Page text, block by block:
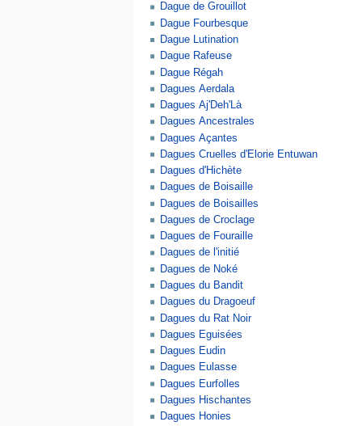
Dague de Grouillot
Dague Fourbesque
Dague Lutination
Dague Rafeuse
Dague Régah
Dagues Aerdala
Dagues Aj'Deh'Là
Dagues Ancestrales
Dagues Açantes
Dagues Cruelles d'Elorie Entuwan
Dagues d'Hichète
Dagues de Boisaille
Dagues de Boisailles
Dagues de Croclage
Dagues de Fouraille
Dagues de l'initié
Dagues de Noké
Dagues du Bandit
Dagues du Dragoeuf
Dagues du Rat Noir
Dagues Eguisées
Dagues Eudin
Dagues Eulasse
Dagues Eurfolles
Dagues Hischantes
Dagues Honies